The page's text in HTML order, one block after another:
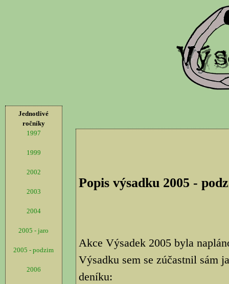
Jednotlivé
ročníky
1997
1999
2002
2003
2004
2005 - jaro
2005 - podzim
2006
Popis výsadku 2005 -
Akce Výsadek 2005 byla
Výsadku sem se zúčastnil sám
deníku: